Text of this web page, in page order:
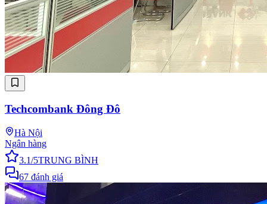
Techcombank Đông Đô
Hà Nội
Ngân hàng
3.1/5TRUNG BÌNH
67 đánh giá